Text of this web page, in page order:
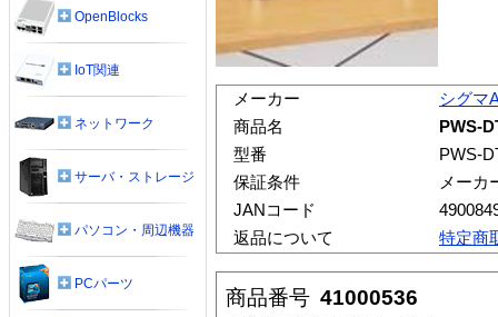
メーカー
シグマ
商品名
PWS-
型番
PWS-
保証条件
メーカ
JANコード
返品について
特定商
商品番号 41000536
OpenBlocks
IoT関連
ネットワーク
サーバ・ストレージ
パソコン・周辺機器
PCパーツ